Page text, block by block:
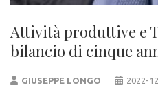
Attività produttive e
bilancio di cinque
GIUSEPPE LONGO 2022-